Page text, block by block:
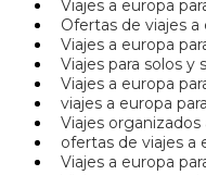
Viajes a europa
Ofertas de viajes
Viajes a europa
Viajes para solos y
Viajes a europa
viajes a europa
Viajes
ofertas de viajes a
Viajes a europa